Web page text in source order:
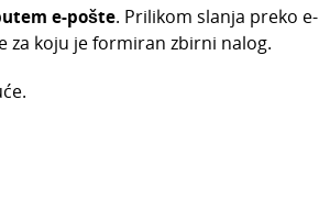
e-pošte. Prilikom slanja preko e-
za koju je formiran zbirni nalog.